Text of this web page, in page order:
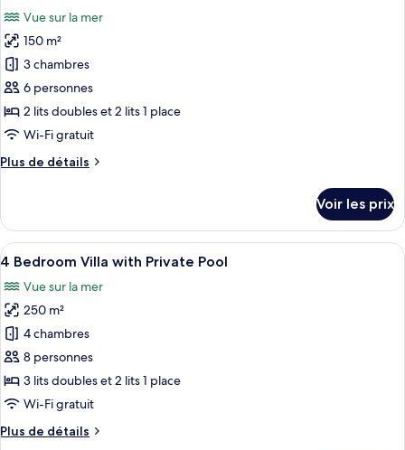
Outdoor
Jacuzzi
Suite
with
Side
Sea
View
and
Outdoor
Jacuzzi
les
photos
pour
ce
type
de
chambre :
3
with
Private
Pool
Vue sur la mer
150 m²
3 chambres
6 personnes
2 lits doubles et 2 lits 1 place
Wi-Fi gratuit
Plus de détails
Plus
le
type
de
3
Bedroom
Villa
with
Private
Pool
Voir les prix
Afficher
toutes
les
photos
pour
ce
type
de
chambre :
4
Une chambre à coucher
21
4 Bedroom Villa with Private Pool
Vue sur la mer
250 m²
4 chambres
8 personnes
3 lits doubles et 2 lits 1 place
Wi-Fi gratuit
Plus de détails
Plus